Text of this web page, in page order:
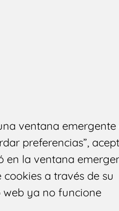
ventana
preferencias”,
en la ventana
a través de su
web ya no funcione